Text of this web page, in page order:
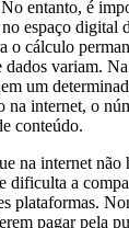
entanto, é
espaço digital
o cálculo
dados variam.
um
na internet, o
conteúdo.
na internet não
dificulta a
plataformas.
pagar pela